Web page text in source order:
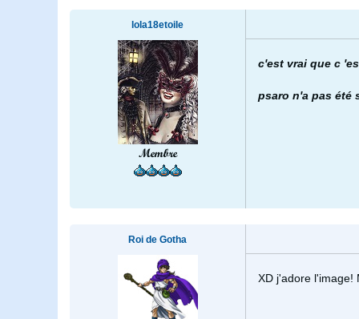
lola18etoile
Membre
c'est vrai que c
psaro n'a pas été
Roi de Gotha
XD j'adore l'image!